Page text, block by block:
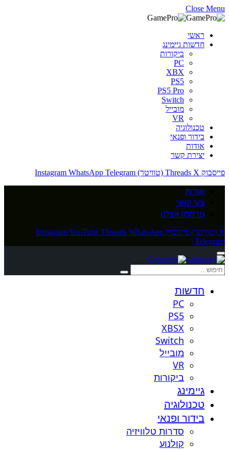
Close Menu
ראשי
חדשות גיימינג
ביקורות
PC
XBX
PS5
PS5 Pro
Switch
מובייל
VR
טכנולוגיה
בידור ופנאי
אודות
יצירת קשר
פייסבוק
Threads X (טוויטר) Instagram WhatsApp Telegram
אודות
צור קשר
פרסמו אצלנו
X (טוויטר) פייסבוק InstagramYouTube Threads WhatsApp
Telegram
חדשות
PC
PS5
XBSX
Switch
מובייל
VR
ביקורות
גיימינג
טכנולוגיה
בידור ופנאי
סדרות טלוויזיה
קולנוע